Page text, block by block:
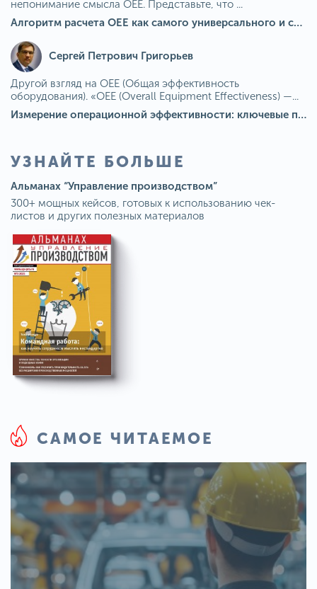
непонимание смысла OEE. Представьте, что ...
Алгоритм расчета ОЕЕ как самого универсального и современного показателя эффективности оборудования в мире
Сергей Петрович Григорьев
Другой взгляд на OEE (Общая эффективность
оборудования). «OEE (Overall Equipment Effectiveness) —...
Измерение операционной эффективности: ключевые показатели для непрерывного совершенствования
УЗНАЙТЕ БОЛЬШЕ
Альманах “Управление производством”
300+ мощных кейсов, готовых к использованию чек-
листов и других полезных материалов
САМОЕ ЧИТАЕМОЕ